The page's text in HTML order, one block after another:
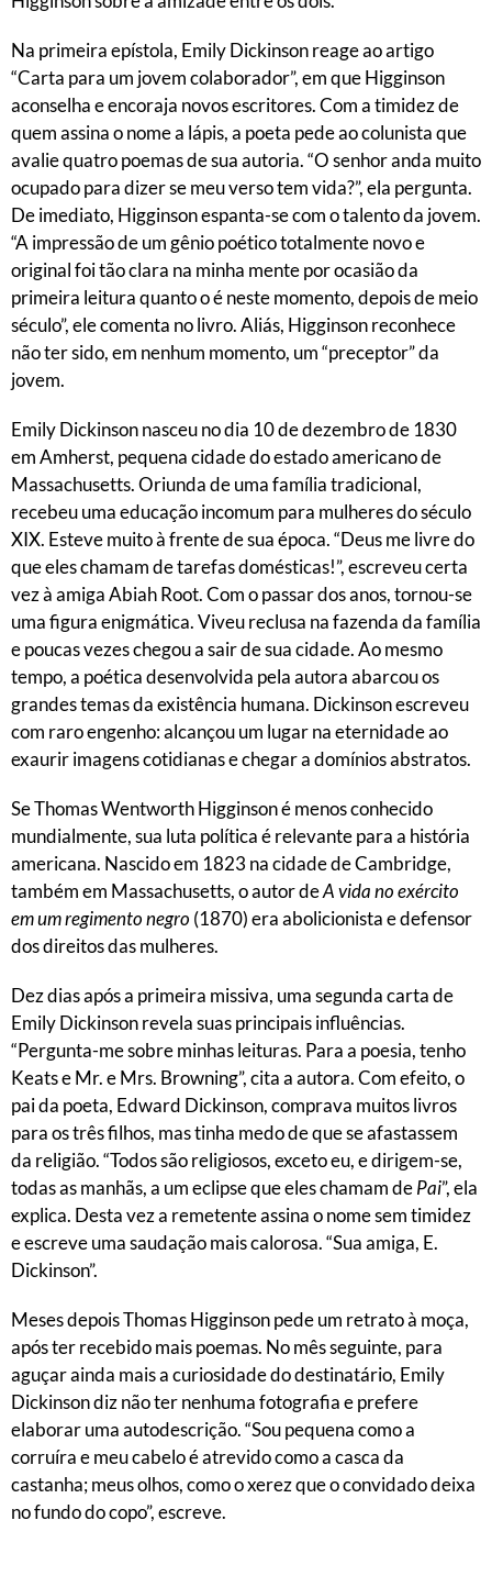
Na primeira epístola, Emily Dickinson reage ao artigo
“Carta para um jovem colaborador”, em que Higginson
aconselha e encoraja novos escritores. Com a timidez de
quem assina o nome a lápis, a poeta pede ao colunista que
avalie quatro poemas de sua autoria. “O senhor anda muito
ocupado para dizer se meu verso tem vida?”, ela pergunta.
De imediato, Higginson espanta-se com o talento da jovem.
“A impressão de um gênio poético totalmente novo e
original foi tão clara na minha mente por ocasião da
primeira leitura quanto o é neste momento, depois de meio
século”, ele comenta no livro. Aliás, Higginson reconhece
não ter sido, em nenhum momento, um “preceptor” da
jovem.
Emily Dickinson nasceu no dia 10 de dezembro de 1830
em Amherst, pequena cidade do estado americano de
Massachusetts. Oriunda de uma família tradicional,
recebeu uma educação incomum para mulheres do século
XIX. Esteve muito à frente de sua época. “Deus me livre do
que eles chamam de tarefas domésticas!”, escreveu certa
vez à amiga Abiah Root. Com o passar dos anos, tornou-se
uma figura enigmática. Viveu reclusa na fazenda da família
e poucas vezes chegou a sair de sua cidade. Ao mesmo
tempo, a poética desenvolvida pela autora abarcou os
grandes temas da existência humana. Dickinson escreveu
com raro engenho: alcançou um lugar na eternidade ao
exaurir imagens cotidianas e chegar a domínios abstratos.
Se Thomas Wentworth Higginson é menos conhecido
mundialmente, sua luta política é relevante para a história
americana. Nascido em 1823 na cidade de Cambridge,
também em Massachusetts, o autor deA vida no exército
em um regimento negro (1870) era abolicionista e defensor
dos direitos das mulheres.
Dez dias após a primeira missiva, uma segunda carta de
Emily Dickinson revela suas principais influências.
“Pergunta-me sobre minhas leituras. Para a poesia, tenho
Keats e Mr. e Mrs. Browning”, cita a autora. Com efeito, o
pai da poeta, Edward Dickinson, comprava muitos livros
para os três filhos, mas tinha medo de que se afastassem
da religião. “Todos são religiosos, exceto eu, e dirigem-se,
todas as manhãs, a um eclipse que eles chamam dePai”, ela
explica. Desta vez a remetente assina o nome sem timidez
e escreve uma saudação mais calorosa. “Sua amiga, E.
Dickinson”.
Meses depois Thomas Higginson pede um retrato à moça,
após ter recebido mais poemas. No mês seguinte, para
aguçar ainda mais a curiosidade do destinatário, Emily
Dickinson diz não ter nenhuma fotografia e prefere
elaborar uma autodescrição. “Sou pequena como a
corruíra e meu cabelo é atrevido como a casca da
castanha; meus olhos, como o xerez que o convidado deixa
no fundo do copo”, escreve.